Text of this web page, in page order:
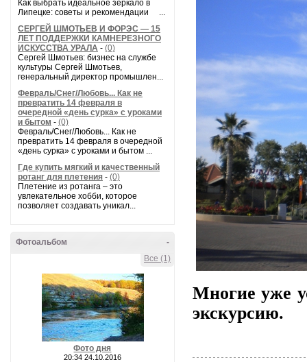
Как выбрать идеальное зеркало в
Липецке: советы и рекомендации ...
СЕРГЕЙ ШМОТЬЕВ И ФОРЭС — 15
ЛЕТ ПОДДЕРЖКИ КАМНЕРЕЗНОГО
ИСКУССТВА УРАЛА - (0)
Сергей Шмотьев: бизнес на службе
культуры Сергей Шмотьев,
генеральный директор промышлен...
Февраль/Снег/Любовь... Как не
превратить 14 февраля в
очередной «день сурка» с уроками
и бытом - (0)
Февраль/Снег/Любовь... Как не
превратить 14 февраля в очередной
«день сурка» с уроками и бытом ...
Где купить мягкий и качественный
ротанг для плетения - (0)
Плетение из ротанга – это
увлекательное хобби, которое
позволяет создавать уникал...
-
Фотоальбом
Все (1)
Фото дня
20:34 24.10.2016
Многие уже
экскурсию.